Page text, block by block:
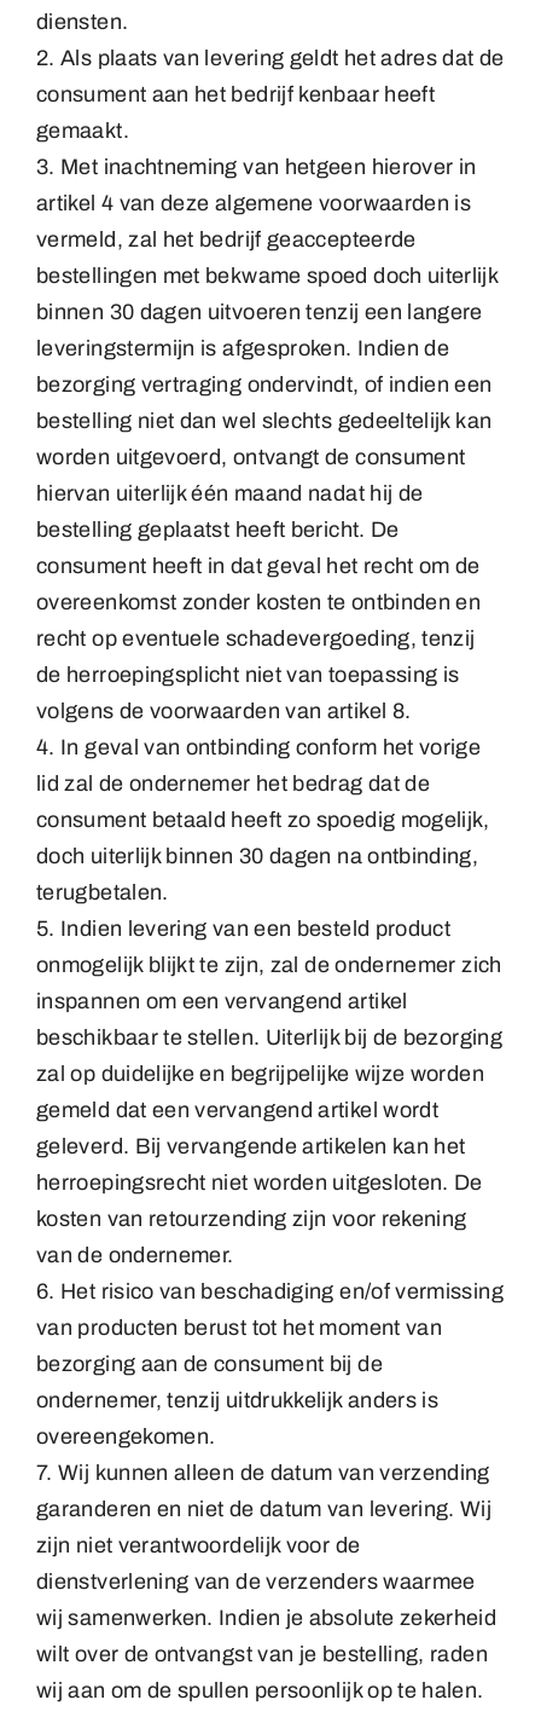
diensten.
2. Als plaats van levering geldt het adres dat de
consument aan het bedrijf kenbaar heeft
gemaakt.
3. Met inachtneming van hetgeen hierover in
artikel 4 van deze algemene voorwaarden is
vermeld, zal het bedrijf geaccepteerde
bestellingen met bekwame spoed doch uiterlijk
binnen 30 dagen uitvoeren tenzij een langere
leveringstermijn is afgesproken. Indien de
bezorging vertraging ondervindt, of indien een
bestelling niet dan wel slechts gedeeltelijk kan
worden uitgevoerd, ontvangt de consument
hiervan uiterlijk één maand nadat hij de
bestelling geplaatst heeft bericht. De
consument heeft in dat geval het recht om de
overeenkomst zonder kosten te ontbinden en
recht op eventuele schadevergoeding, tenzij
de herroepingsplicht niet van toepassing is
volgens de voorwaarden van artikel 8.
4. In geval van ontbinding conform het vorige
lid zal de ondernemer het bedrag dat de
consument betaald heeft zo spoedig mogelijk,
doch uiterlijk binnen 30 dagen na ontbinding,
terugbetalen.
5. Indien levering van een besteld product
onmogelijk blijkt te zijn, zal de ondernemer zich
inspannen om een vervangend artikel
beschikbaar te stellen. Uiterlijk bij de bezorging
zal op duidelijke en begrijpelijke wijze worden
gemeld dat een vervangend artikel wordt
geleverd. Bij vervangende artikelen kan het
herroepingsrecht niet worden uitgesloten. De
kosten van retourzending zijn voor rekening
van de ondernemer.
6. Het risico van beschadiging en/of vermissing
van producten berust tot het moment van
bezorging aan de consument bij de
ondernemer, tenzij uitdrukkelijk anders is
overeengekomen.
7. Wij kunnen alleen de datum van verzending
garanderen en niet de datum van levering. Wij
zijn niet verantwoordelijk voor de
dienstverlening van de verzenders waarmee
wij samenwerken. Indien je absolute zekerheid
wilt over de ontvangst van je bestelling, raden
wij aan om de spullen persoonlijk op te halen.